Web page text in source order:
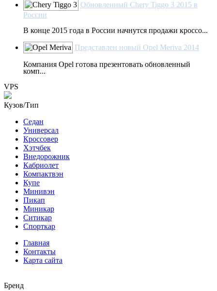
Обновленный Chery Tiggo 3 2015 в
России
В конце 2015 года в России начнутся продажи кроссо...
Представлен новый Opel Meriva 2014
Компания Opel готова презентовать обновленный
комп...
VPS
Кузов/Тип
Седан
Универсал
Кроссовер
Хэтчбек
Внедорожник
Кабриолет
Компактвэн
Купе
Минивэн
Пикап
Миникар
Ситикар
Спорткар
Главная
Контакты
Карта сайта
Бренд